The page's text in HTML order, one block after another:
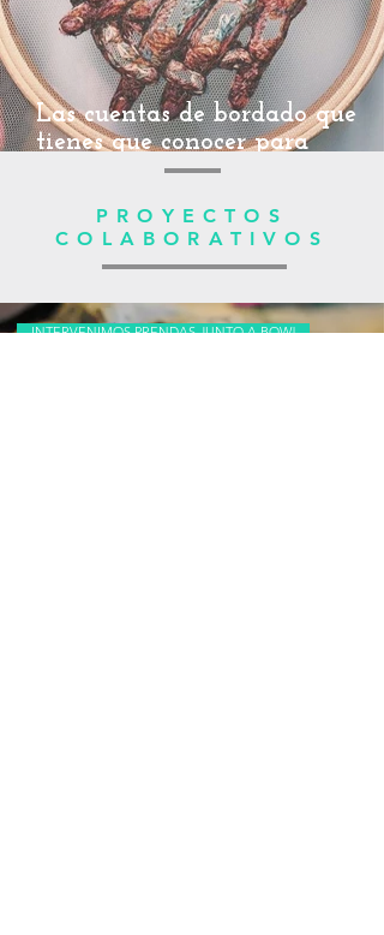
Las cuentas de bordado que
tienes que conocer para
inspirarte. (parte 2)
PROYECTOS
COLABORATIVOS
INTERVENIMOS PRENDAS JUNTO A BOW!